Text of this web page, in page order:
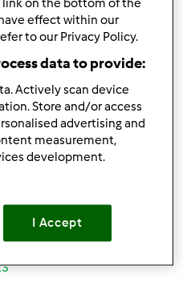
5.0(1)
pastel de nata
de crumble
de lactose
0 1h 0min
de batata-
link on the bottom of the
effect within our
to our Privacy Policy.
data to provide:
Actively scan device
Store and/or access
advertising and
measurement,
development.
I Accept